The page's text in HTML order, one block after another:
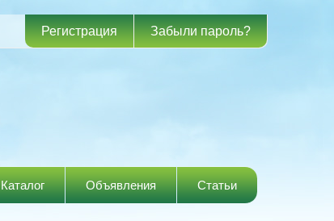
Регистрация Забыли пароль?
Каталог Объявления Статьи